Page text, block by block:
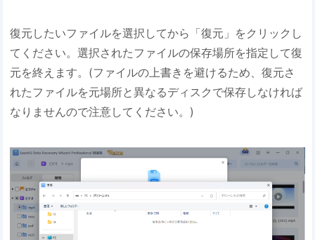
復元したいファイルを選択してから「復元」をクリックし
てください。選択されたファイルの保存場所を指定して復
元を終えます。(ファイルの上書きを避けるため、復元さ
れたファイルを元場所と異なるディスクで保存しなければ
なりませんので注意してください。)